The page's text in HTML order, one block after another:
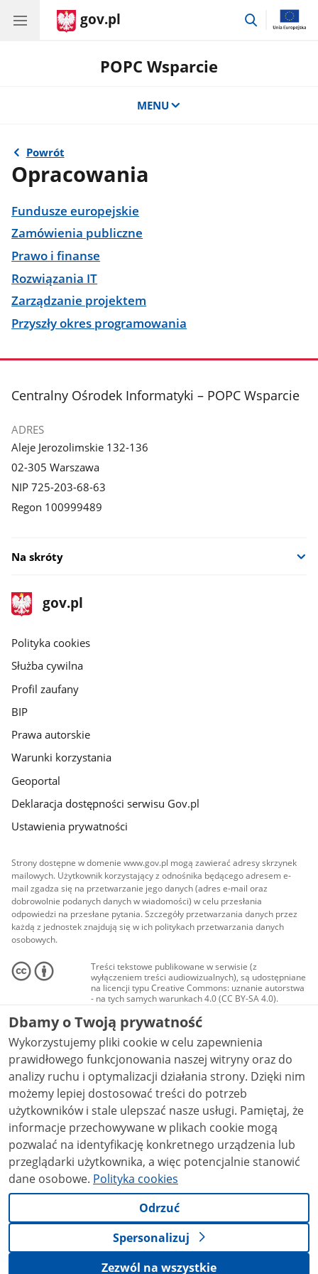
gov.pl
przejdź
POPC Wsparcie
MENU
Powrót
Opracowania
Fundusze europejskie
Zamówienia publiczne
Prawo i finanse
Rozwiązania IT
Zarządzanie projektem
Przyszły okres programowania
stopka
Centralny Ośrodek Informatyki – POPC Wsparcie
ADRES
Aleje Jerozolimskie 132-136
02-305 Warszawa
NIP 725-203-68-63
Regon 100999489
Na skróty
stopka
gov.pl
Strona
gov.pl
gov.pl
Polityka cookies
Służba cywilna
Profil zaufany
BIP
Prawa autorskie
Warunki korzystania
Geoportal
Deklaracja dostępności serwisu Gov.pl
Ustawienia prywatności
Strony dostępne w domenie www.gov.pl mogą zawierać adresy skrzynek
mailowych. Użytkownik korzystający z odnośnika będącego adresem e-
mail zgadza się na przetwarzanie jego danych (adres e-mail oraz
dobrowolnie podanych danych w wiadomości) w celu przesłania
odpowiedzi na przesłane pytania. Szczegóły przetwarzania danych przez
każdą z jednostek znajdują się w ich politykach przetwarzania danych
osobowych.
Treści tekstowe publikowane w serwisie (z
wyłączeniem treści audiowizualnych), są udostępniane
na licencji typu Creative Commons: uznanie autorstwa
- na tych samych warunkach 4.0 (CC BY-SA 4.0).
Materiały audiowizualne, w tym zdjęcia, materiały
audio i wideo, są udostępniane na licencji typu
Creative Commons: uznanie autorstwa użycie
niekomercyjne - bez utworów zależnych 4.0 (CC BY-
NC-ND 4.0), o ile nie jest to stwierdzone inaczej.
Dbamy o Twoją prywatność
Wykorzystujemy pliki cookie w celu zapewnienia
prawidłowego funkcjonowania naszej witryny oraz do
analizy ruchu i optymalizacji działania strony. Dzięki nim
możemy lepiej dostosować treści do potrzeb
użytkowników i stale ulepszać nasze usługi. Pamiętaj, że
informacje przechowywane w plikach cookie mogą
pozwalać na identyfikację konkretnego urządzenia lub
przeglądarki użytkownika, a więc potencjalnie stanowić
dane osobowe. Polityka cookies
Odrzuć
Spersonalizuj
Zezwól na wszystkie